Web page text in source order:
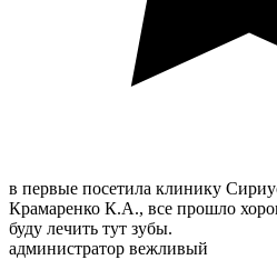
в первые посетила клинику
Крамаренко К.А., все прошло
буду лечить тут зубы.
администратор вежливый